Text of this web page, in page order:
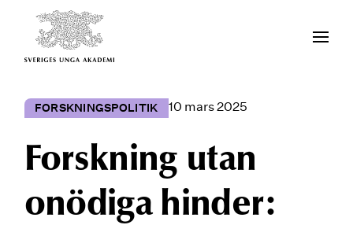
FORSKNINGSPOLITIK 10 mars 2025
Forskning utan
onödiga hinder: